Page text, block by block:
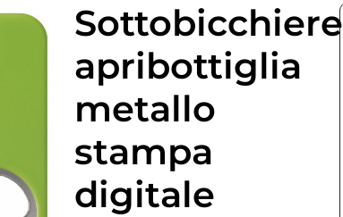
Sottobicchiere
apribottiglia
metallo
stampa
digitale